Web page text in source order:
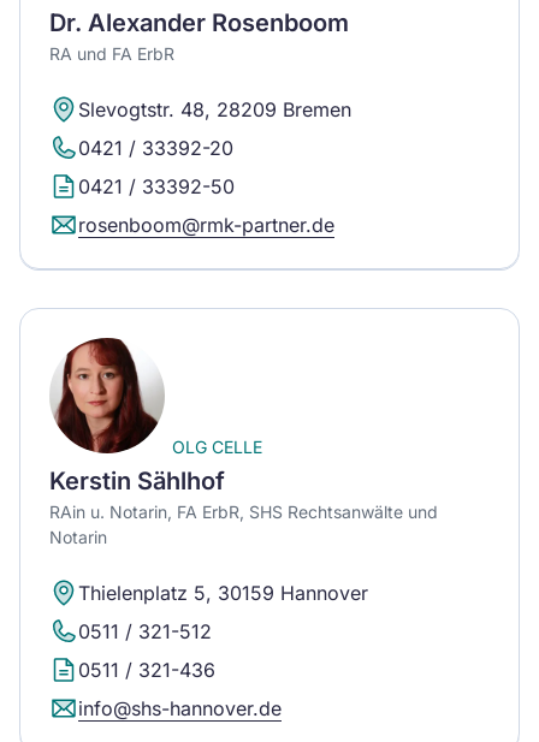
Dr. Alexander Rosenboom
RA und FA ErbR
Slevogtstr. 48, 28209 Bremen
0421 / 33392-20
0421 / 33392-50
rosenboom@rmk-partner.de
OLG CELLE
Kerstin Sählhof
RAin u. Notarin, FA ErbR, SHS Rechtsanwälte und
Notarin
Thielenplatz 5, 30159 Hannover
0511 / 321-512
0511 / 321-436
info@shs-hannover.de